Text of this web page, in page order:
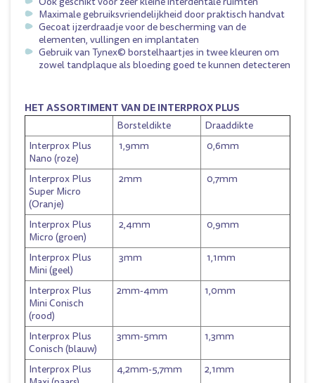
Maximale gebruiksvriendelijkheid door praktisch handvat
Gecoat ijzerdraadje voor de bescherming van de
elementen, vullingen en implantaten
Gebruik van Tynex© borstelhaartjes in twee kleuren om
zowel tandplaque als bloeding goed te kunnen detecteren
HET ASSORTIMENT VAN DE INTERPROX PLUS
Borsteldikte
Draaddikte
Interprox Plus
Nano (roze)
1,9mm 0,6mm
Interprox Plus
Super Micro
(Oranje)
2mm 0,7mm
Interprox Plus
Micro (groen)
2,4mm 0,9mm
Interprox Plus
Mini (geel)
3mm 1,1mm
Interprox Plus
Mini Conisch
(rood)
2mm-4mm 1,0mm
Interprox Plus
Conisch (blauw)
3mm-5mm 1,3mm
Interprox Plus
4,2mm-5,7mm 2,1mm